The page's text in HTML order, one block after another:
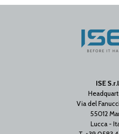
ISE
Via del
55012
Lucca -